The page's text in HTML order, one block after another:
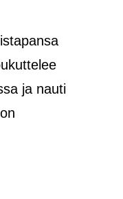
ja nauti